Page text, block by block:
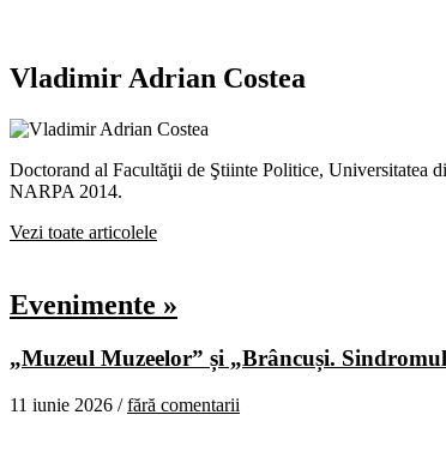
Vladimir Adrian Costea
Doctorand al Facultăţii de Ştiinte Politice, Universitatea
NARPA 2014.
Vezi toate articolele
Evenimente »
„Muzeul Muzeelor” și „Brâncuși.
11 iunie 2026 /fără comentarii